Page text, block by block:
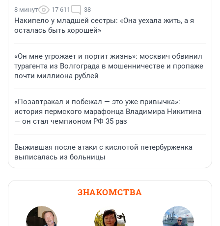
8 минут 17 611 38
Накипело у младшей сестры: «Она уехала жить, а я
осталась быть хорошей»
«Он мне угрожает и портит жизнь»: москвич обвинил
турагента из Волгограда в мошенничестве и пропаже
почти миллиона рублей
«Позавтракал и побежал — это уже привычка»:
история пермского марафонца Владимира Никитина
— он стал чемпионом РФ 35 раз
Выжившая после атаки с кислотой петербурженка
выписалась из больницы
ЗНАКОМСТВА